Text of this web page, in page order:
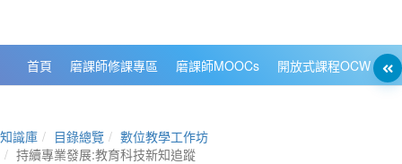
首頁 磨課師修課專區 磨課師MOOCs 開放式課程OCW
知識庫 目錄總覽
數位教學工作坊
持續專業發展:教育科技新知追蹤